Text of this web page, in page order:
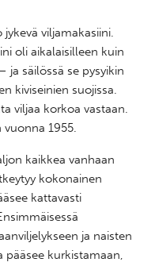
viljamakasiini.
oli aikalaisilleen kuin
ja säilössä se pysyikin
kiviseinien suojissa.
viljaa korkoa vastaan.
1955.
kaikkea vanhaan
kokonainen
kattavasti
ja naisten
kurkistamaan,